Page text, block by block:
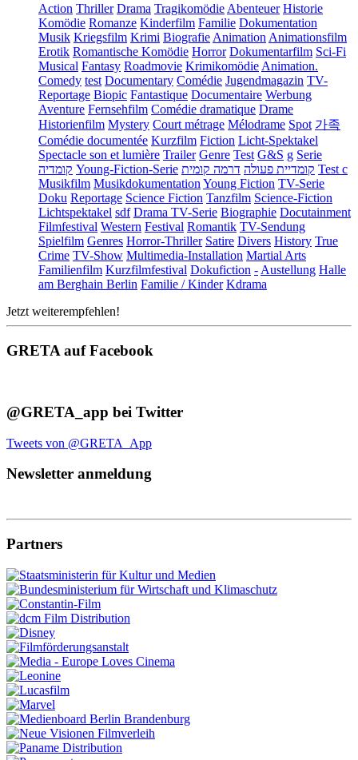
Action Thriller Drama Tragikomödie Abenteuer Historie
Komödie Romanze Kinderfilm Familie Dokumentation
Musik Kriegsfilm Krimi Biografie Animation Animationsfilm
Erotik Romantische Komödie Horror Dokumentarfilm Sci-Fi
Musical Fantasy Roadmovie Krimikomödie Animation.
Comedy test Documentary Comédie Jugendmagazin TV-
Reportage Biopic Fantastique Documentaire Werbung
Aventure Fernsehfilm Comédie dramatique Drame
Historienfilm Mystery Court métrage Mélodrame Spot 가족
Comédie documentée Kurzfilm Fiction Licht-Spektakel
Spectacle son et lumière Trailer Genre Test G&S g Serie
קומדיה Young-Fiction-Serie קומדיית פעולה דרמה קומית
Test c
Musikfilm Musikdokumentation Young Fiction TV-Serie
Doku Reportage Science Fiction Tanzfilm Science-Fiction
Lichtspektakel sdf Drama TV-Serie Biographie Docutainment
Filmfestival Western Festival Romantik TV-Sendung
Spielfilm Genres Horror-Thriller Satire Divers History True
Crime TV-Show Multimedia-Installation Martial Arts
Familienfilm Kurzfilmfestival Dokufiction - Austellung Halle
am Berghain Berlin Familie / Kinder Kdrama
Jetzt weiterempfehlen!
GRETA auf Facebook
@GRETA_app bei Twitter
Tweets von @GRETA_App
Newsletter anmeldung
Partners